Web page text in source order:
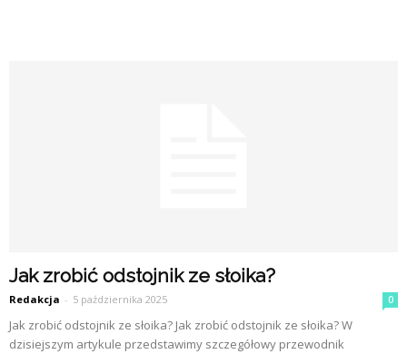
Jak zrobić odstojnik ze słoika?
Redakcja - 5 października 2025 0
Jak zrobić odstojnik ze słoika? Jak zrobić odstojnik ze słoika? W
dzisiejszym artykule przedstawimy szczegółowy przewodnik